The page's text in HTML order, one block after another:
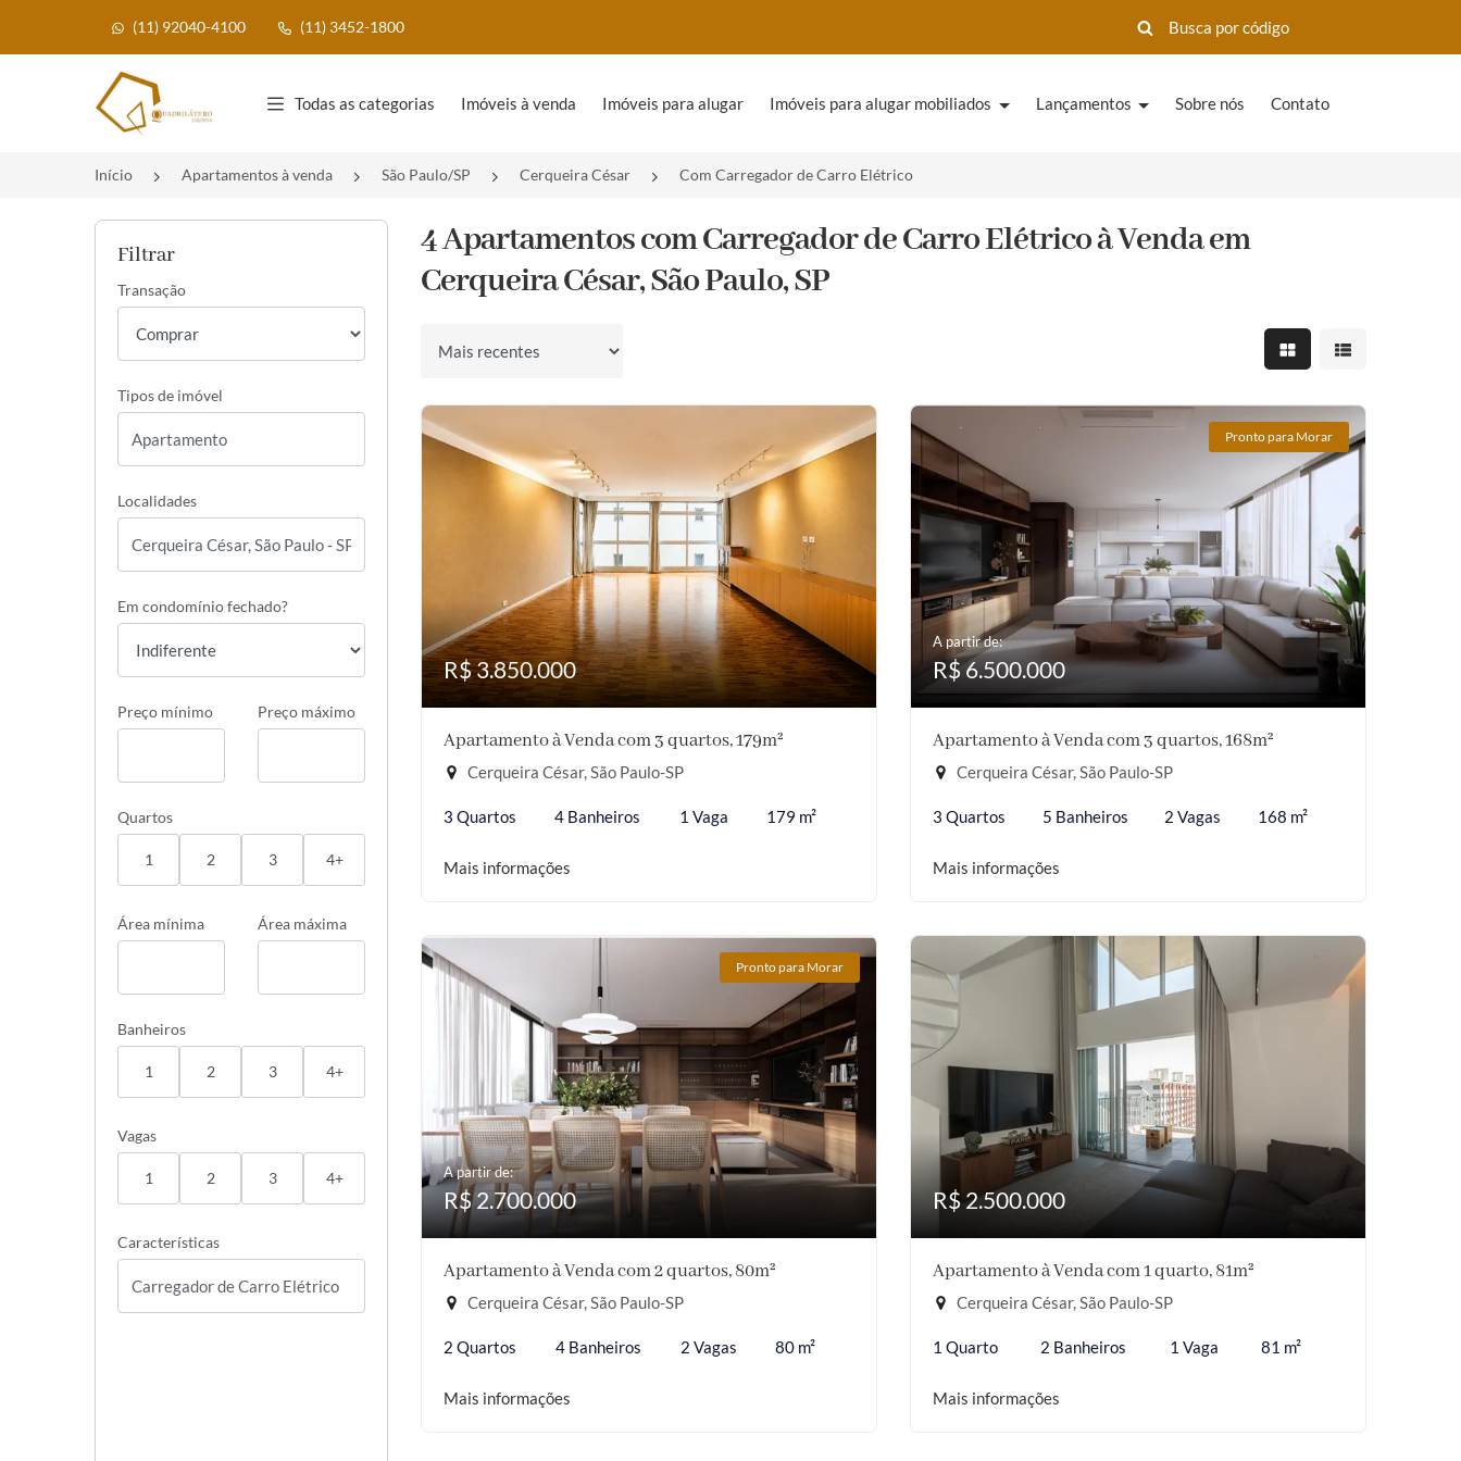
(11) 92040-4100 (11) 3452-1800
Página inicial
Todas as categorias Imóveis à venda Imóveis para alugar Imóveis para alugar mobiliados Lançamentos Sobre nós Contato
Início Apartamentos à venda São Paulo/SP Cerqueira César Com Carregador de Carro Elétrico
Filtrar
Transação
Tipos de imóvel
Localidades
Em condomínio fechado?
Preço mínimo Preço máximo
Quartos
1 2 3 4+
Área mínima Área máxima
Banheiros
1 2 3 4+
Vagas
1 2 3 4+
Características
4 Apartamentos com Carregador de Carro Elétrico à Venda em
Cerqueira César, São Paulo, SP
Ordenar por Mostrar resultados em
Mostrar
R$ 3.850.000
Apartamento à Venda com 3 quartos, 179m²
Cerqueira César, São Paulo-SP
3 Quartos 4 Banheiros 1 Vaga 179 m²
Mais informações
Pronto para Morar
A partir de:
R$ 6.500.000
Apartamento à Venda com 3 quartos, 168m²
Cerqueira César, São Paulo-SP
3 Quartos 5 Banheiros 2 Vagas 168 m²
Mais informações
Pronto para Morar
A partir de:
R$ 2.700.000
Apartamento à Venda com 2 quartos, 80m²
Cerqueira César, São Paulo-SP
2 Quartos 4 Banheiros 2 Vagas 80 m²
Mais informações
R$ 2.500.000
Apartamento à Venda com 1 quarto, 81m²
Cerqueira César, São Paulo-SP
1 Quarto 2 Banheiros 1 Vaga 81 m²
Mais informações